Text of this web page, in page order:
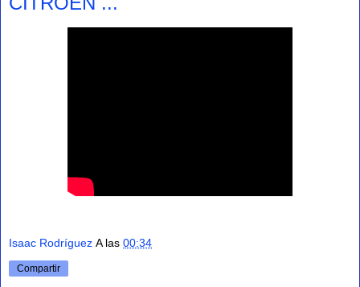
Isaac Rodríguez A las 00:34
Compartir